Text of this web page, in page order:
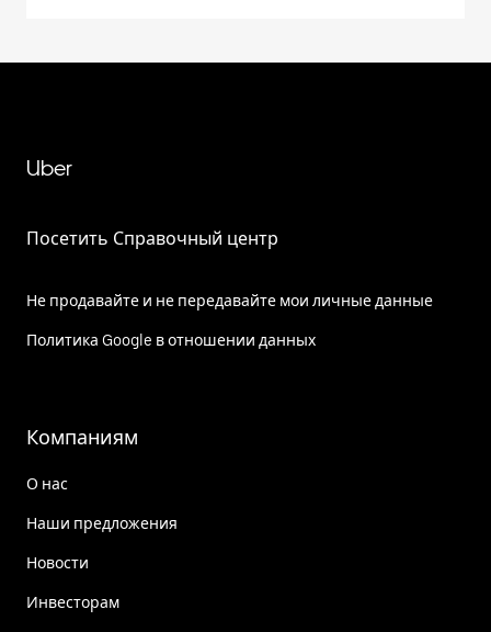
Uber
Посетить Справочный центр
Не продавайте и не передавайте мои личные данные
Политика Google в отношении данных
Компаниям
О нас
Наши предложения
Новости
Инвесторам